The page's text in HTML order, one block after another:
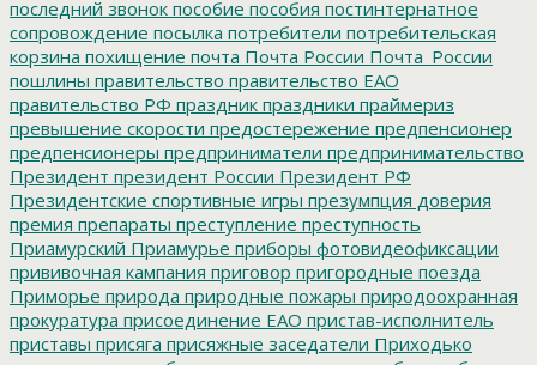
последний звонок пособие пособия постинтернатное
сопровождение посылка потребители потребительская
корзина похищение почта Почта России Почта_России
пошлины правительство правительство ЕАО
правительство РФ праздник праздники праймериз
превышение скорости предостережение предпенсионер
предпенсионеры предприниматели предпринимательство
Президент президент России Президент РФ
Президентские спортивные игры презумпция доверия
премия препараты преступление преступность
Приамурский Приамурье приборы фотовидеофиксации
прививочная кампания приговор пригородные поезда
Приморье природа природные пожары природоохранная
прокуратура присоединение ЕАО пристав-исполнитель
приставы присяга присяжные заседатели Приходько